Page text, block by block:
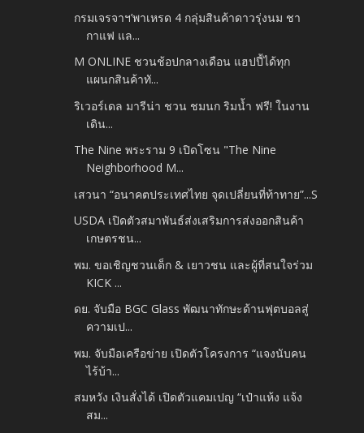
กรมเจรจาฯ’พาเหรด 4 กลุ่มสินค้าดาวรุ่งนม ชา
กาแฟ แล...
M ONLINE ชวนช้อปกลางเดือน แฮปปี้ได้ทุก
แผนกสินค้าทั...
ริเวอร์เดล มารีน่า ชวน ชมนก ริมน้ำ ฟรี! ในงาน
เดิน...
The Nine พระราม 9 เปิดโซน "The Nine
Neighborhood M...
เสวนา “อนาคตประเทศไทย จุดเปลี่ยนที่ท้าทาย”...S
USDA เปิดตัวสมาพันธ์ส่งเสริมการส่งออกสินค้า
เกษตรชน...
พม. ขอเชิญชวนเด็ก & เยาวชน และผู้ที่สนใจร่วม
KICK ...
ดย. จับมือ BGC Glass พัฒนาทักษะด้านฟุตบอลสู่
ความเป...
พม. จับมือเครือข่าย เปิดตัวโครงการ “แจงนับคน
ไร้บ้า...
สมหวัง เงินสั่งได้ เปิดตัวแคมเปญ “เป๋าแห้ง แจ้ง
สม...